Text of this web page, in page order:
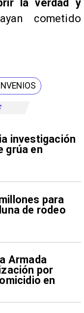
investigación
grúa en
para
de rodeo
Armada
por
en
la verdad y
cometido